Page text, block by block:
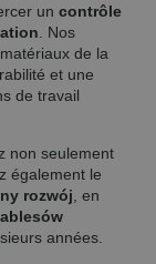
un contrôle
. Nos
de la
et une
de travail
non seulement
également le
rozwój , en
ów
années.